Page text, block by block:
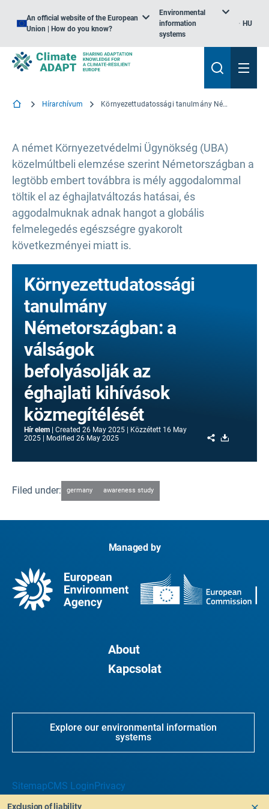
An official website of the European
Union | How do you know?
Environmental
information
systems
HU
Hírarchívum Környezettudatossági tanulmány Németországban: a válságok befolyásolják az éghajlati kihívások közmegítélését
A német Környezetvédelmi Ügynökség (UBA)
közelmúltbeli elemzése szerint Németországban a
legtöbb embert továbbra is mély aggodalommal
töltik el az éghajlatváltozás hatásai, és
aggodalmuknak adnak hangot a globális
felmelegedés egészségre gyakorolt
következményei miatt is.
Környezettudatossági
tanulmány
Németországban: a
válságok
befolyásolják az
éghajlati kihívások
közmegítélését
Hír elem Created 26 May 2025 Közzétett 16 May
2025
Modified 26 May 2025 Share
Filed under: germany awareness study
Managed by
About
Kapcsolat
Explore our environmental information
systems
SitemapCMS Login Privacy
Exclusion of liability